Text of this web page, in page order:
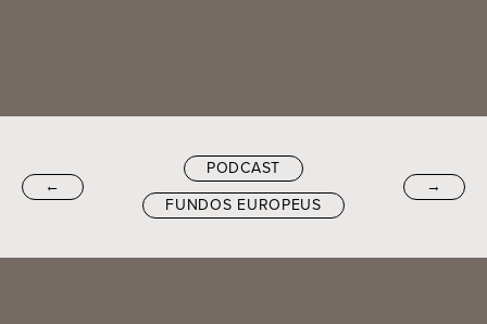
←
PODCAST
FUNDOS EUROPEUS
→